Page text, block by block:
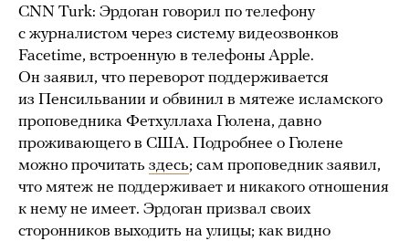
CNN Turk: Эрдоган говорил по телефону
с журналистом через систему видеозвонков
Facetime, встроенную в телефоны Apple.
Он заявил, что переворот поддерживается
из Пенсильвании и обвинил в мятеже исламского
проповедника Фетхуллаха Гюлена, давно
проживающего в США. Подробнее о Гюлене
можно прочитать здесь; сам проповедник заявил,
что мятеж не поддерживает и никакого отношения
к нему не имеет. Эрдоган призвал своих
сторонников выходить на улицы; как видно